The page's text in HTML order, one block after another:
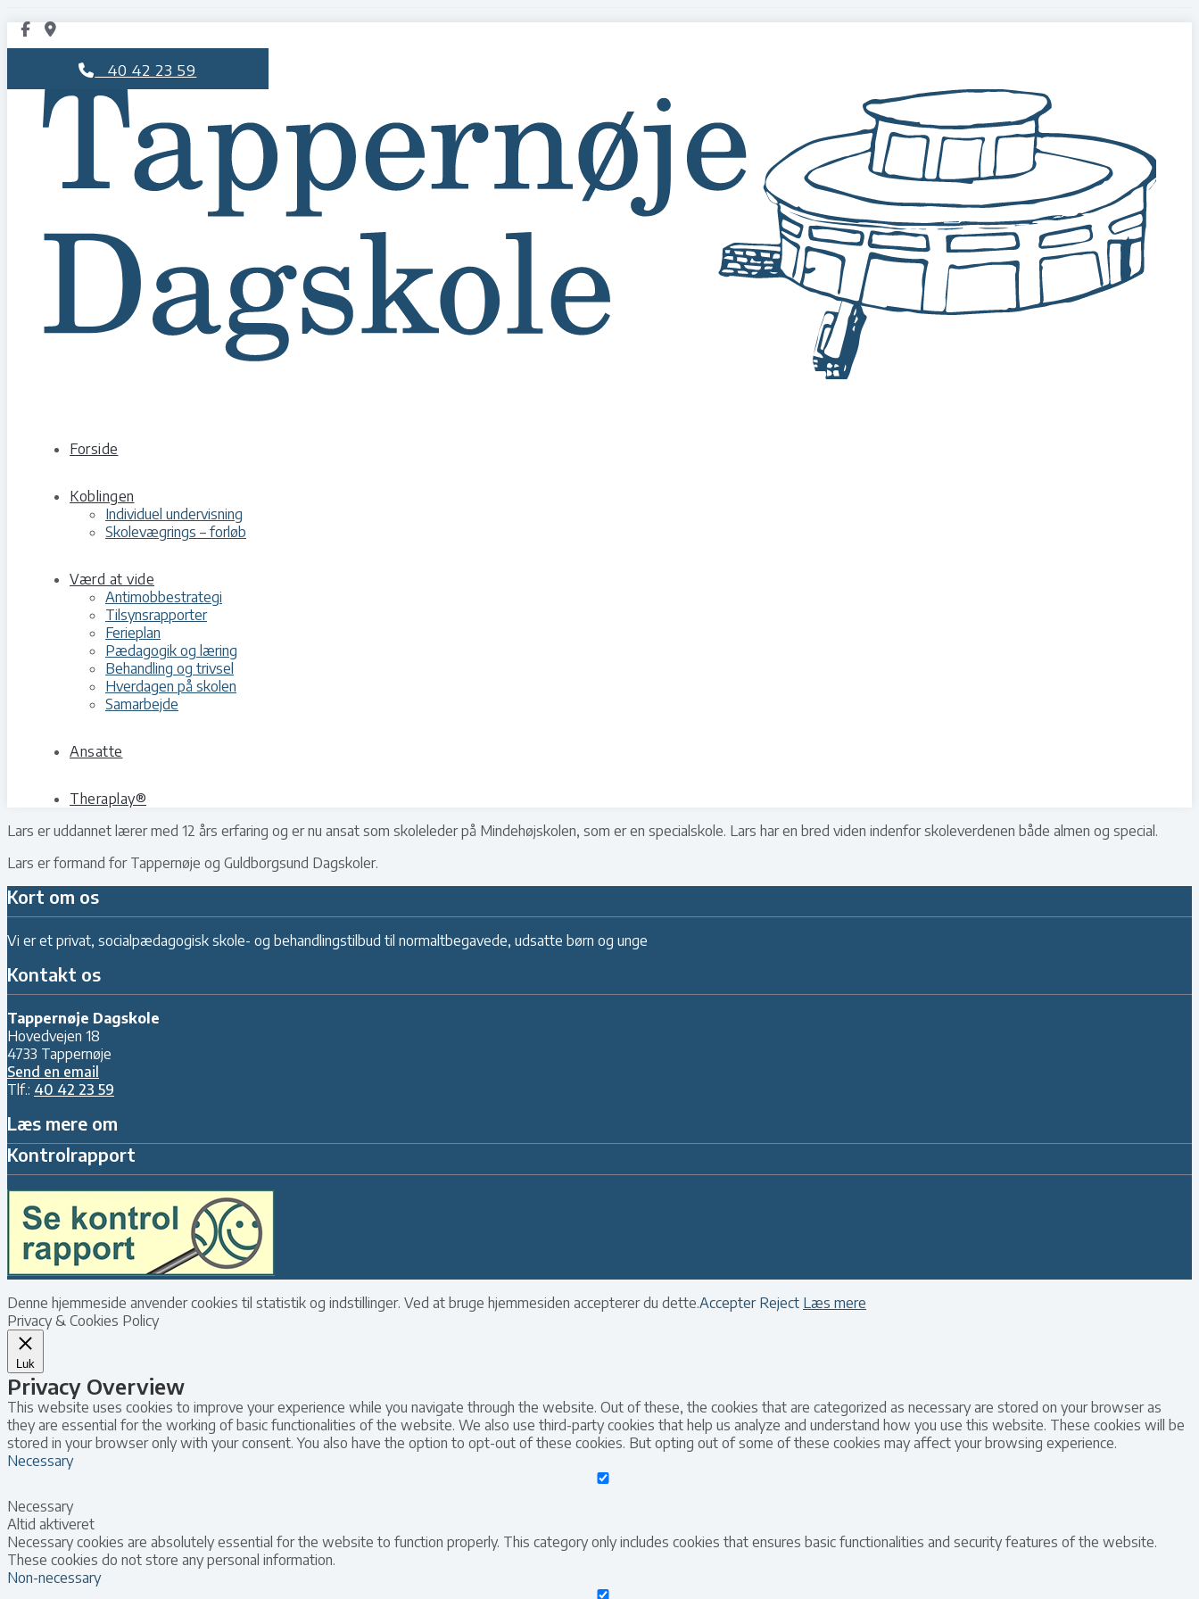
40 42 23 59
Forside
Koblingen
Individuel undervisning
Skolevægrings – forløb
Værd at vide
Antimobbestrategi
Tilsynsrapporter
Ferieplan
Pædagogik og læring
Behandling og trivsel
Hverdagen på skolen
Samarbejde
Ansatte
Theraplay®
Lars er uddannet lærer med 12 års erfaring og er nu ansat som skoleleder på Mindehøjskolen, som er en specialskole. Lars har en bred viden indenfor skoleverdenen både almen og special.
Lars er formand for Tappernøje og Guldborgsund Dagskoler.
Kort om os
Vi er et privat, socialpædagogisk skole- og behandlingstilbud til normaltbegavede, udsatte børn og unge
Kontakt os
Tappernøje Dagskole
Hovedvejen 18
4733 Tappernøje
Send en email
Tlf.: 40 42 23 59
Læs mere om
Kontrolrapport
Denne hjemmeside anvender cookies til statistik og indstillinger. Ved at bruge hjemmesiden accepterer du dette.Accepter Reject Læs mere
Privacy & Cookies Policy
Luk
Privacy Overview
This website uses cookies to improve your experience while you navigate through the website. Out of these, the cookies that are categorized as necessary are stored on your browser as
they are essential for the working of basic functionalities of the website. We also use third-party cookies that help us analyze and understand how you use this website. These cookies will be
stored in your browser only with your consent. You also have the option to opt-out of these cookies. But opting out of some of these cookies may affect your browsing experience.
Necessary
Necessary
Altid aktiveret
Necessary cookies are absolutely essential for the website to function properly. This category only includes cookies that ensures basic functionalities and security features of the website.
These cookies do not store any personal information.
Non-necessary